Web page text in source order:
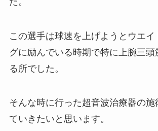
この選手は球速を上げようとウエイ
グに励んでいる時期で特に上腕三頭
る所でした。
そんな時に行った超音波治療器の施
ていきたいと思います。